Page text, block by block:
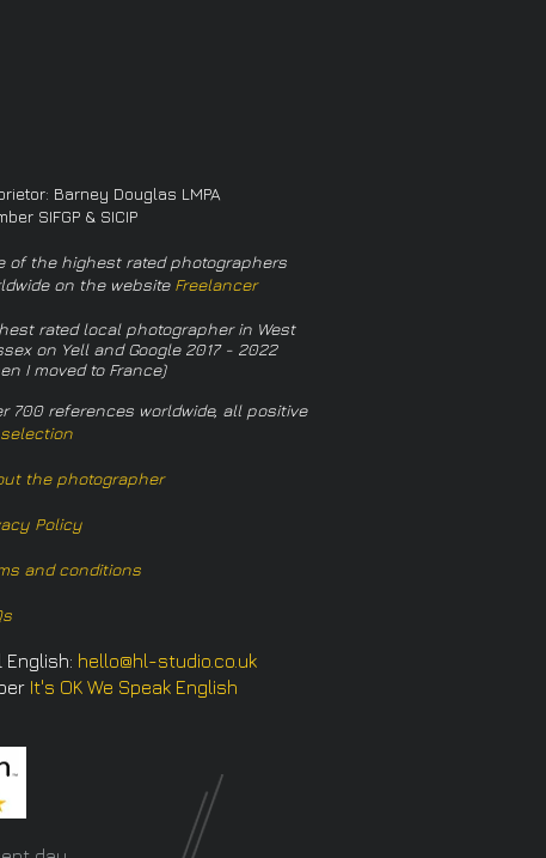
Barney Douglas LMPA
SIFGP & SICIP
of the highest rated photographers
on the website Freelancer
rated local photographer in West
on Yell and Google 2017 - 2022
I moved to France)
700 references worldwide, all positive
the photographer
Policy
and conditions
English: hello@hl-studio.co.uk
It's OK We Speak English